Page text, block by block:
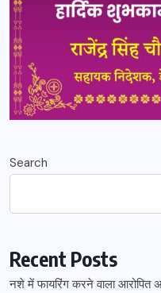
Search
Recent Posts
नशे में फायरिंग करने वाला आरोपित